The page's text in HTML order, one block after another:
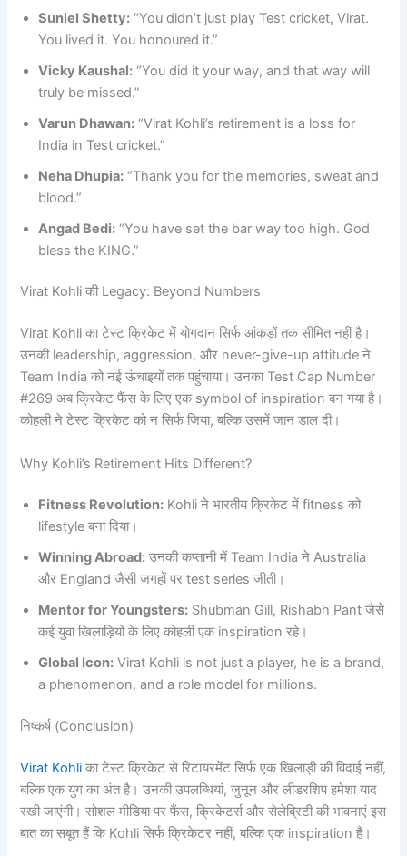
Suniel Shetty: “You didn’t just play Test cricket, Virat.
You lived it. You honoured it.”
Vicky Kaushal: “You did it your way, and that way will
truly be missed.”
Varun Dhawan: “Virat Kohli’s retirement is a loss for
India in Test cricket.”
Neha Dhupia: “Thank you for the memories, sweat and
blood.”
Angad Bedi: “You have set the bar way too high. God
bless the KING.”
Virat Kohli की Legacy: Beyond Numbers
Virat Kohli का टेस्ट क्रिकेट में योगदान सिर्फ आंकड़ों तक सीमित नहीं है।
उनकी leadership, aggression, और never-give-up attitude ने
Team India को नई ऊंचाइयों तक पहुंचाया। उनका Test Cap Number
#269 अब क्रिकेट फैंस के लिए एक symbol of inspiration बन गया है।
कोहली ने टेस्ट क्रिकेट को न सिर्फ जिया, बल्कि उसमें जान डाल दी।
Why Kohli’s Retirement Hits Different?
Fitness Revolution: Kohli ने भारतीय क्रिकेट में fitness को
lifestyle बना दिया।
Winning Abroad: उनकी कप्तानी में Team India ने Australia
और England जैसी जगहों पर test series जीती।
Mentor for Youngsters: Shubman Gill, Rishabh Pant जैसे
कई युवा खिलाड़ियों के लिए कोहली एक inspiration रहे।
Global Icon: Virat Kohli is not just a player, he is a brand,
a phenomenon, and a role model for millions.
निष्कर्ष (Conclusion)
Virat Kohli का टेस्ट क्रिकेट से रिटायरमेंट सिर्फ एक खिलाड़ी की विदाई नहीं,
बल्कि एक युग का अंत है। उनकी उपलब्धियां, जुनून और लीडरशिप हमेशा याद
रखी जाएंगी। सोशल मीडिया पर फैंस, क्रिकेटर्स और सेलेब्रिटी की भावनाएं इस
बात का सबूत हैं कि Kohli सिर्फ क्रिकेटर नहीं, बल्कि एक inspiration हैं।